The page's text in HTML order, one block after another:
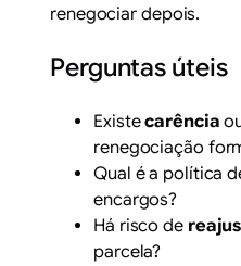
renegociar depois.
Perguntas úteis
Existecarência
renegociação
Qual é a política
encargos?
Há risco de
parcela?